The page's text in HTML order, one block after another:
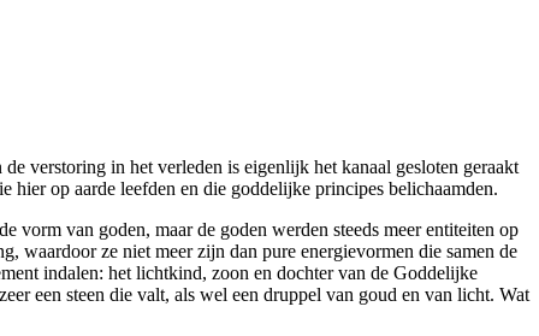
verstoring in het verleden is eigenlijk het kanaal gesloten geraakt
hier op aarde leefden en die goddelijke principes belichaamden.
van goden, maar de goden werden steeds meer entiteiten op
waardoor ze niet meer zijn dan pure energievormen die samen de
indalen: het lichtkind, zoon en dochter van de Goddelijke
een steen die valt, als wel een druppel van goud en van licht. Wat